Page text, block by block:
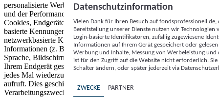
personalisierte Werbung und Inhalte, Messung von Werbeleistung
und der Performance von Inhalten sowie Zielgruppenforschung.
Cookies, Endgeräte- oder ähnliche Online-Kennungen (z. B. login-
basierte Kennungen, zufällig generierte Kennungen,
netzwerkbasierte Kennungen) können zusammen mit anderen
Informationen (z. B. Browsertyp und Browserinformationen,
Sprache, Bildschirmgröße, unterstützte Technologien usw.) auf
Ihrem Endgerät gespeichert oder von dort ausgelesen werden, um es
jedes Mal wiederzuerkennen, wenn es eine App oder einer Webseite
aufruft. Dies geschieht für einen oder mehrere der hier aufgeführten
Verarbeitungszwecke.
Datenschutzinformation
Vielen Dank für Ihren Besuch auf
Bereitstellung unserer Dienste nutzen wir Technologien
Login-basierte Identifikatoren, zufällig zugewiesene
Informationen auf Ihrem Gerät gespeichert oder
Werbung und Inhalte, Messung von Werbeleistung
ist für den Zugriff auf die Website nicht erforderlich.
Schalter ändern, oder später jederzeit via
ZWECKE PARTNER